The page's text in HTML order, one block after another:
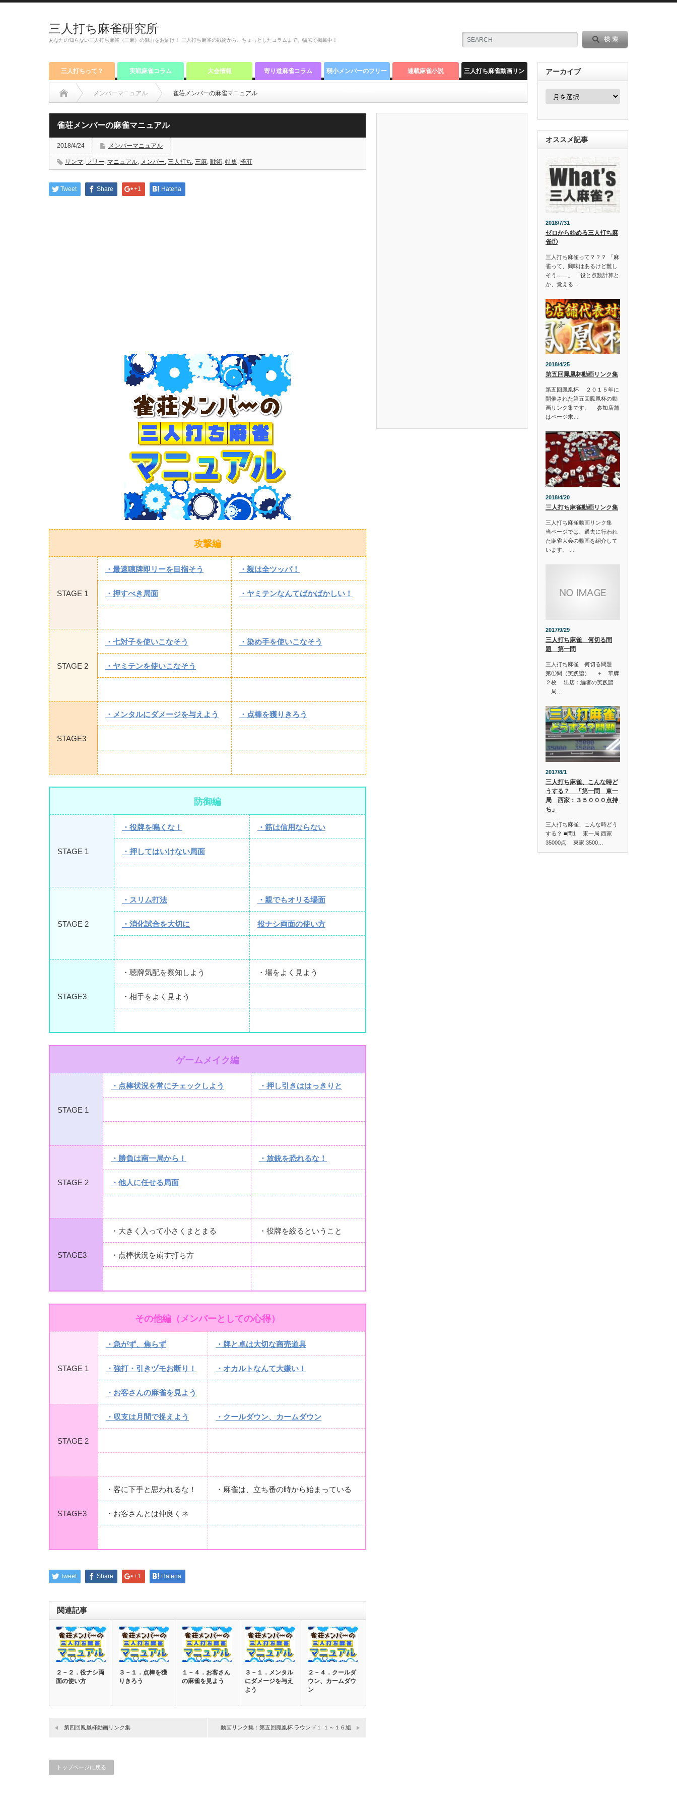
三人打ち麻雀研究所
あなたの知らない三人打ち麻雀（三麻）の魅力をお届け！ 三人打ち麻雀の戦術から、ちょっとしたコラムまで、幅広く掲載中！
三人打ちって？ 実戦麻雀コラム 大会情報 寄り道麻雀コラム 弱小メンバーのフリー 連載麻雀小説 三人打ち麻雀動画リン
メンバーマニュアル 雀荘メンバーの麻雀マニュアル
雀荘メンバーの麻雀マニュアル
2018/4/24 メンバーマニュアル
サンマ, フリー, マニュアル, メンバー, 三人打ち, 三麻, 戦術, 特集, 雀荘
Tweet Share +1 Hatena
攻撃編
STAGE 1
・最速聴牌即リーを目指そう ・親は全ツッパ！
・押すべき局面 ・ヤミテンなんてばかばかしい！
STAGE 2
・七対子を使いこなそう ・染め手を使いこなそう
・ヤミテンを使いこなそう
STAGE3
・メンタルにダメージを与えよう ・点棒を獲りきろう
防御編
STAGE 1
・役牌を鳴くな！ ・筋は信用ならない
・押してはいけない局面
STAGE 2
・スリム打法 ・親でもオリる場面
・消化試合を大切に 役ナシ両面の使い方
STAGE3
・聴牌気配を察知しよう ・場をよく見よう
・相手をよく見よう
ゲームメイク編
STAGE 1
・点棒状況を常にチェックしよう ・押し引きははっきりと
STAGE 2
・勝負は南一局から！ ・放銃を恐れるな！
・他人に任せる局面
STAGE3
・大きく入って小さくまとまる ・役牌を絞るということ
・点棒状況を崩す打ち方
その他編（メンバーとしての心得）
STAGE 1
・急がず、焦らず ・牌と卓は大切な商売道具
・強打・引きヅモお断り！ ・オカルトなんて大嫌い！
・お客さんの麻雀を見よう
STAGE 2
・収支は月間で捉えよう ・クールダウン、カームダウン
STAGE3
・客に下手と思われるな！ ・麻雀は、立ち番の時から始まっている
・お客さんとは仲良くネ
Tweet Share +1 Hatena
関連記事
２－２．役ナシ両
面の使い方
３－１．点棒を獲
りきろう
１－４．お客さん
の麻雀を見よう
３－１．メンタル
にダメージを与え
よう
２－４．クールダ
ウン、カームダウ
ン
第四回鳳凰杯動画リンク集 動画リンク集：第五回鳳凰杯 ラウンド１ １～１６組
トップページに戻る
アーカイブ
ア
ブ
オススメ記事
2018/7/31
ゼロから始める三人打ち麻
雀①
三人打ち麻雀って？？？ 「麻
雀って、興味はあるけど難し
そう……」 「役と点数計算と
か、覚える…
2018/4/25
第五回鳳凰杯動画リンク集
第五回鳳凰杯 ２０１５年に
開催された第五回鳳凰杯の動
画リンク集です。 参加店舗
はページ末…
2018/4/20
三人打ち麻雀動画リンク集
三人打ち麻雀動画リンク集
当ページでは、過去に行われ
た麻雀大会の動画を紹介して
います。 …
2017/9/29
三人打ち麻雀 何切る問
題 第一問
三人打ち麻雀 何切る問題
第①問（実践譜） ＋ 華牌
２枚 出店：編者の実践譜
局…
2017/8/1
三人打ち麻雀、こんな時ど
うする？ 「第一問 東一
局 西家：３５０００点持
ち」
三人打ち麻雀、こんな時どう
する？ ■問1 東一局 西家
35000点 東家:3500…